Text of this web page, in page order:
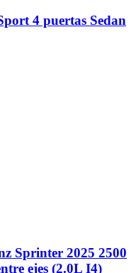
4 puertas Sedan
Sprinter 2025 2500
ejes (2.0L I4)